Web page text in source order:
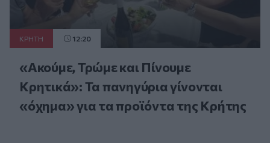
ΚΡΗΤΗ 12:20
«Ακούμε, Τρώμε και Πίνουμε
Κρητικά»: Τα πανηγύρια γίνονται
«όχημα» για τα προϊόντα της Κρήτης